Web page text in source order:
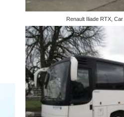
Renault Iliade RTX,